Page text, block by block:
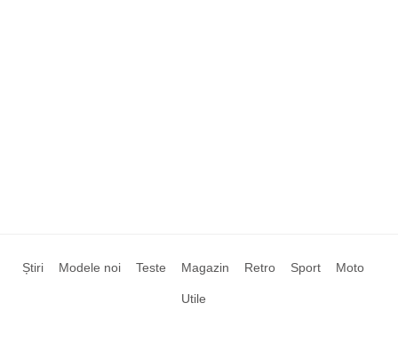
Știri Modele noi Teste Magazin Retro Sport Moto
Utile